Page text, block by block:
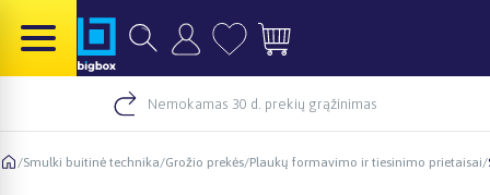
Nemokamas 30 d. prekių grąžinimas
/Smulki buitinė technika/Grožio prekės/Plaukų formavimo ir tiesinimo prietaisai/